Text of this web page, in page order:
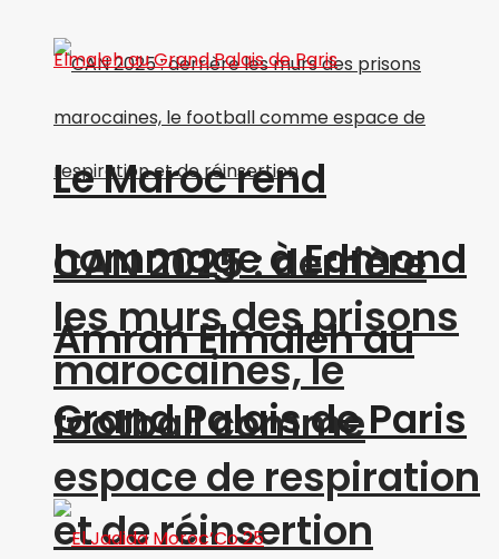
CAN 2025 : derrière
les murs des prisons
marocaines, le
football comme
espace de respiration
et de réinsertion
Le Maroc rend
hommage à Edmond
Amran Elmaleh au
Grand Palais de Paris